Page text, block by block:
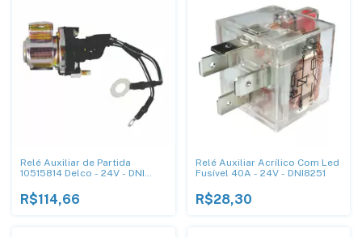
Relé Auxiliar de Partida
10515814 Delco - 24V - DNI
R$114,66
Relé Auxiliar Acrílico Com Led
Fusível 40A - 24V - DNI8251
R$28,30